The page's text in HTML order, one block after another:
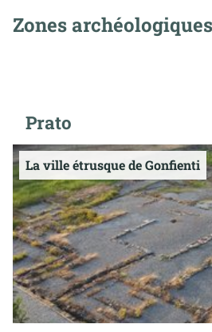
Zones archéologiques
Prato
La ville étrusque de Gonfienti